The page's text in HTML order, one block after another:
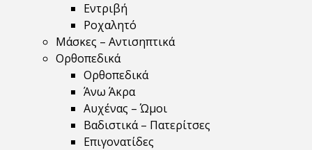
Εντριβή
Ροχαλητό
Μάσκες – Αντισηπτικά
Ορθοπεδικά
Ορθοπεδικά
Άνω Άκρα
Αυχένας – Ώμοι
Βαδιστικά – Πατερίτσες
Επιγονατίδες